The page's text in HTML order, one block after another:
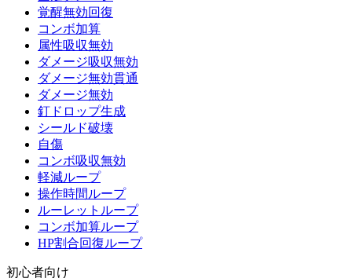
覚醒無効回復
コンボ加算
属性吸収無効
ダメージ吸収無効
ダメージ無効貫通
ダメージ無効
釘ドロップ生成
シールド破壊
自傷
コンボ吸収無効
軽減ループ
操作時間ループ
ルーレットループ
コンボ加算ループ
HP割合回復ループ
初心者向け